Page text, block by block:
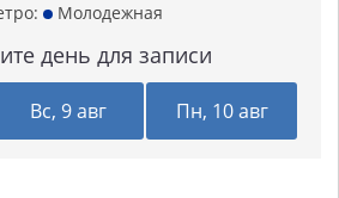
Молодежная
день для записи
Вс, 9 авг Пн, 10 авг